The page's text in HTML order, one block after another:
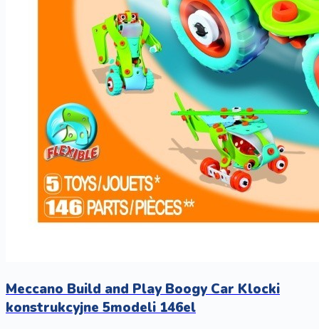
Meccano Build and Play Boogy Car Klocki
konstrukcyjne 5modeli 146el